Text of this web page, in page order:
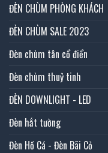
ĐÈN CHÙM PHÒNG KHÁCH
ĐÈN CHÙM SALE 2023
Đèn chùm tân cổ điển
Đèn chùm thuỷ tinh
ĐÈN DOWNLIGHT - LED
Đèn hắt tường
Đèn Hồ Cá - Đèn Bãi Cỏ